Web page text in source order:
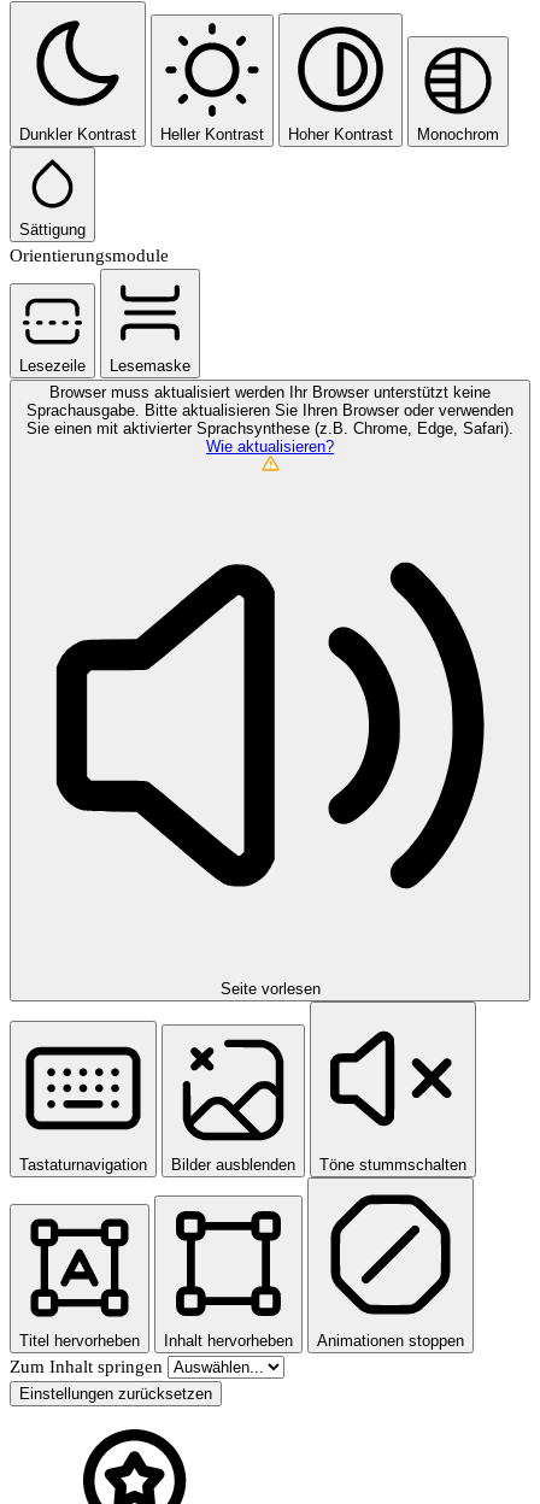
Dunkler Kontrast Heller Kontrast Hoher Kontrast Monochrom
Sättigung
Orientierungsmodule
Lesezeile
Lesemaske
Browser muss aktualisiert werden Ihr Browser unterstützt keine
Sprachausgabe. Bitte aktualisieren Sie Ihren Browser oder verwenden
Sie einen mit aktivierter Sprachsynthese (z.B. Chrome, Edge, Safari).
Wie aktualisieren?
Seite vorlesen
Tastaturnavigation Bilder ausblenden Töne stummschalten
Titel hervorheben Inhalt hervorheben Animationen stoppen
Zum Inhalt springen
Einstellungen zurücksetzen